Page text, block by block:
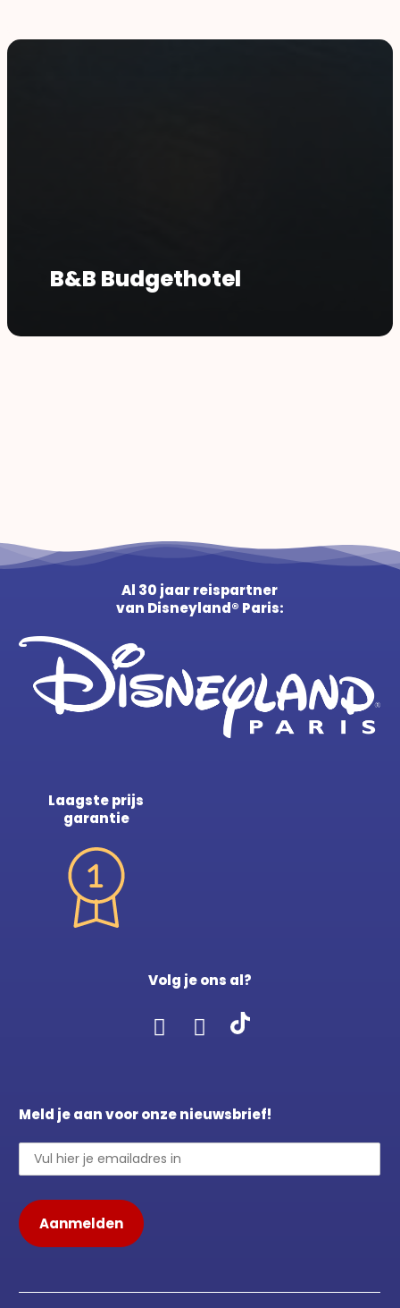
B&B Budgethotel
Al 30 jaar reispartner
van Disneyland® Paris:
Laagste prijs
garantie
Volg je ons al?
Meld je aan voor onze nieuwsbrief!